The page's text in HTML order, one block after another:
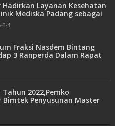
Hadirkan Layanan Kesehatan
Mediska Padang sebagai
Tingkat Pertama (FKTP)
8-4
Fraksi Nasdem Bintang
3 Ranperda Dalam Rapat
2022,Pemko
Bimtek Penyusunan Master